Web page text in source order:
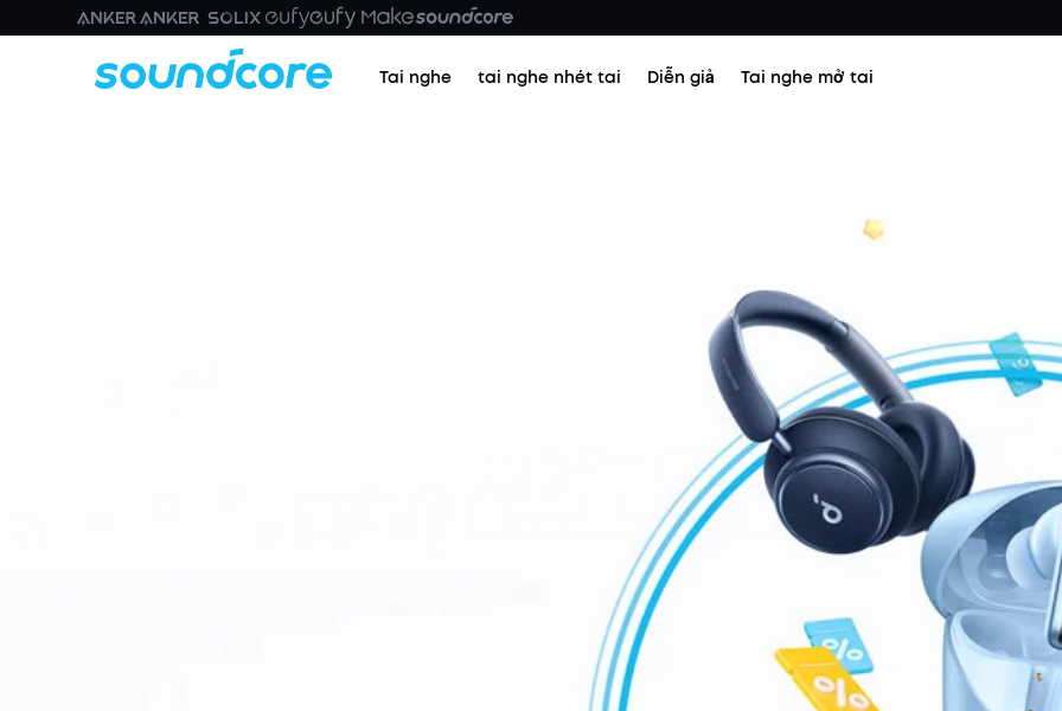
Tai nghe tai nghe nhét tai Diễn giả Tai nghe mở tai